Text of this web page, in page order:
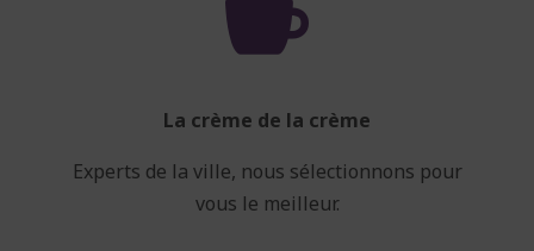

La crème de la crème
Experts de la ville, nous sélectionnons pour
vous le meilleur.